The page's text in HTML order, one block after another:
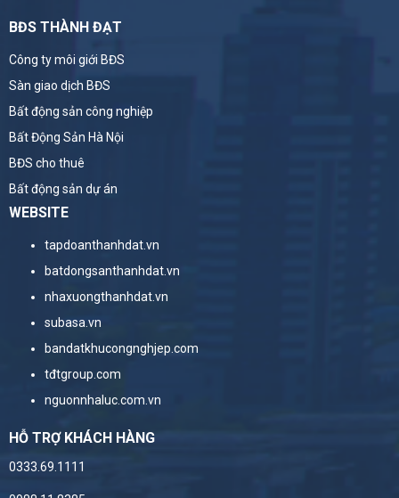
BĐS THÀNH ĐẠT
Công ty môi giới BĐS
Sàn giao dịch BĐS
Bất động sản công nghiệp
Bất Động Sản Hà Nội
BĐS cho thuê
Bất động sản dự án
WEBSITE
tapdoanthanhdat.vn
batdongsanthanhdat.vn
nhaxuongthanhdat.vn
subasa.vn
bandatkhucongnghjep.com
tđtgroup.com
nguonnhaluc.com.vn
HỖ TRỢ KHÁCH HÀNG
0333.69.1111